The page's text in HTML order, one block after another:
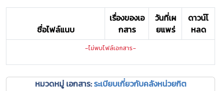
ชื่อไฟล์แนบ
เรื่องของเอ
กสาร
วันที่เผ
ยแพร่
ดาวน์โ
หลด
-ไม่พบไฟล์เอกสาร-
หมวดหมู่ เอกสาร:ระเบียบเกี่ยวกับคลังหน่วยกิต